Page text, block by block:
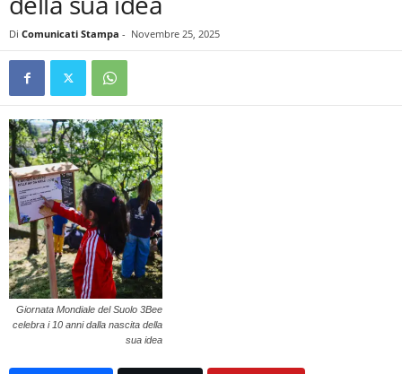
Di Comunicati Stampa - Novembre 25, 2025
Giornata Mondiale del Suolo 3Bee
celebra i 10 anni dalla nascita della
sua idea